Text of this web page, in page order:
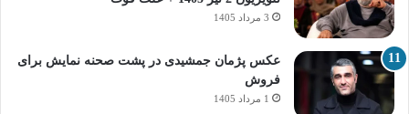
3 مرداد 1405
عکس پژمان جمشیدی در پشت صحنه نمایش برای
فروش
1 مرداد 1405